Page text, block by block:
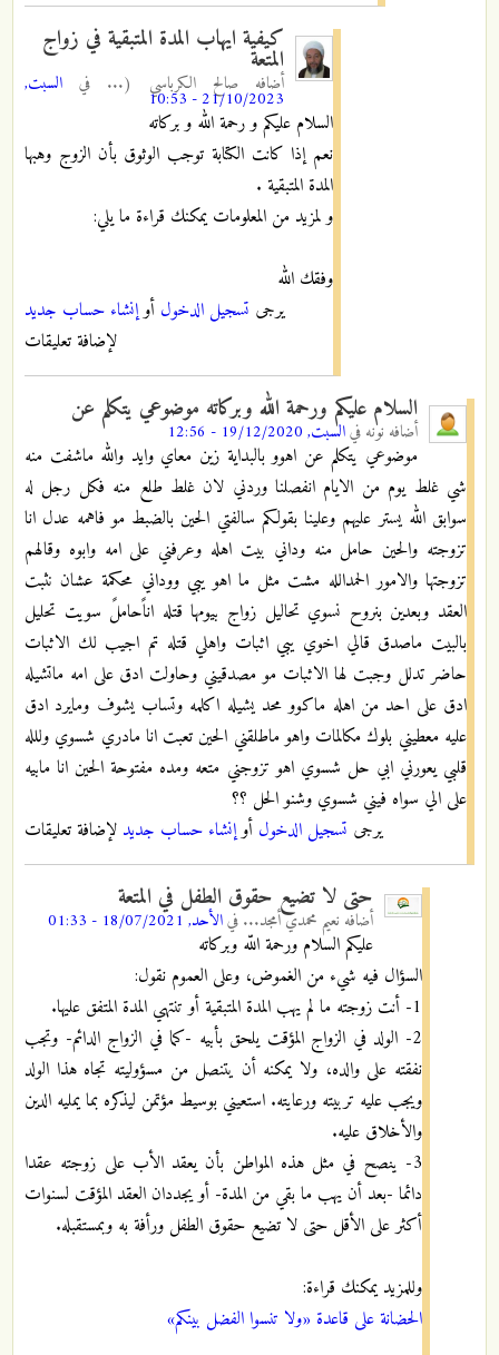
كيفية ايهاب المدة المتبقية في زواج
المتعة
أضافهصالح الكرباسي (... في السبت,
21/10/2023 - 10:53
السلام عليكم و رحمة الله و بركاته
نعم إذا كانت الكتابة توجب الوثوق بأن الزوج وهبها
المدة المتبقية .
و لمزيد من المعلومات يمكنك قراءة ما يلي:
وفقك الله
يرجى تسجيل الدخول أوإنشاء حساب جديد
لإضافة تعليقات
السلام عليكم ورحمة الله وبركاته موضوعي يتكلم عن
أضافه نونه فيالسبت, 19/12/2020 - 12:56
موضوعي يتكلم عن اهوو بالبداية زين معاي وايد والله ماشفت منه
شي غلط يوم من الايام انفصلنا وردني لان غلط طلع منه فكل رجل له
سوابق الله يستر عليهم وعلينا بقولكم سالفتي الحين بالضبط مو فاهمه عدل انا
تزوجته والحين حامل منه وداني بيت اهله وعرفني على امه وابوه وقالهم
تزوجتها والامور الحمدالله مشت مثل ما اهو يبي ووداني محكمة عشان نثبت
العقد وبعدين بنروح نسوي تحاليل زواج بيومها قتله اناًحاملً سويت تحليل
بالبيت ماصدق قالي اخوي يبي اثبات واهلي قتله تم اجيب لك الاثبات
حاضر تدلل وجبت لها الاثبات مو مصدقيني وحاولت ادق على امه ماتشيله
ادق على احد من اهله ماكوو محد يشيله اكلمه وتساب يشوف ومايرد ادق
عليه معطيني بلوك مكالمات واهو ماطلقني الحين تعبت انا مادري شسوي وللله
قلبي يعورني ابي حل شسوي اهو تزوجني متعه ومده مفتوحة الحين انا مابيه
على الي سواه فيني شسوي وشنو الحل ؟؟
يرجى تسجيل الدخول أوإنشاء حساب جديد لإضافة تعليقات
حتى لا تضيع حقوق الطفل في المتعة
أضافه نعيم محمدي أمجد... فيالأحد, 18/07/2021 - 01:33
عليكم السلام ورحمة اللّه وبركاته
السؤال فيه شيء من الغموض، وعلى العموم نقول:
1- أنت زوجته ما لم يهب المدة المتبقية أو تنتهي المدة المتفق عليها.
2- الولد في الزواج المؤقت يلحق بأبيه -كما في الزواج الدائم- وتجب
نفقته على والده، ولا يمكنه أن يتنصل من مسؤوليته تجاه هذا الولد
ويجب عليه تربيته ورعايته. استعيني بوسيط مؤتمن ليذكره بما يمليه الدين
والأخلاق عليه.
3- ينصح في مثل هذه المواطن بأن يعقد الأب على زوجته عقدا
دائما -بعد أن يهب ما بقي من المدة- أو يجددان العقد المؤقت لسنوات
أكثر على الأقل حتى لا تضيع حقوق الطفل ورأفة به وبمستقبله.
وللمزيد يمكنك قراءة:
الحضانة على قاعدة «ولا تنسوا الفضل بينكم»